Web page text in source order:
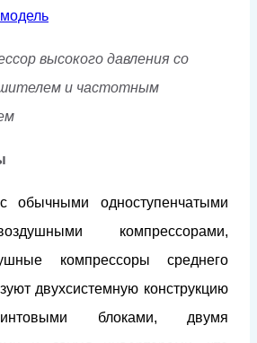
высокого давления со
и частотным
обычными одноступенчатыми
компрессорами,
компрессоры среднего
двухсистемную конструкцию
блоками, двумя